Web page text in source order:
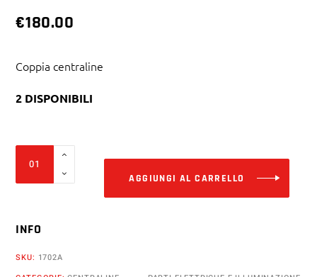
€180.00
Coppia centraline
2 DISPONIBILI
centraline
Ducati
AGGIUNGI AL CARRELLO
INFO
SKU: 1702A